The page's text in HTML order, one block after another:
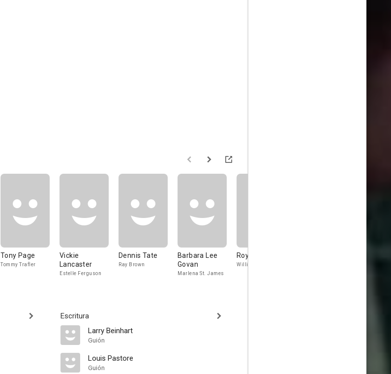
Tony Page
Tommy Trafler
Vickie
Lancaster
Estelle Ferguson
Dennis Tate
Ray Brown
Barbara Lee
Govan
Marlena St. James
Roy White
William Decker
Escritura
Larry Beinhart
Guión
Louis Pastore
Guión